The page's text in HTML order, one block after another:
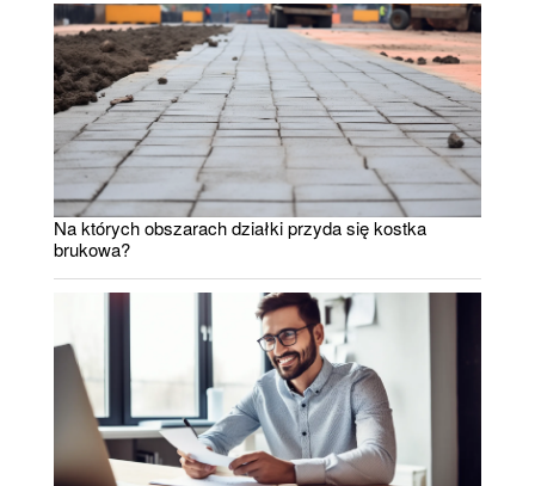
Na których obszarach działki przyda się kostka
brukowa?